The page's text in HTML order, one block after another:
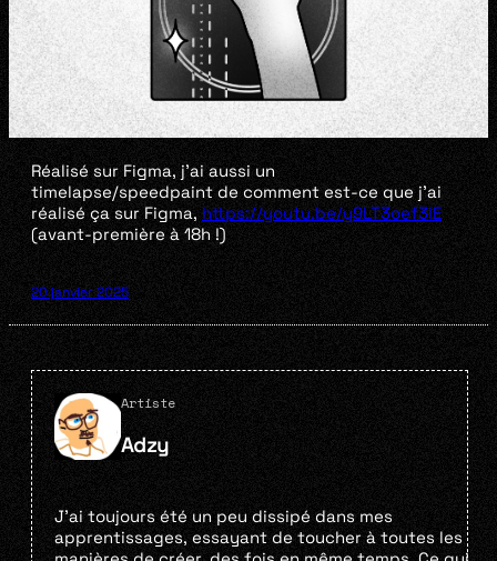
Réalisé sur Figma, j’ai aussi un
timelapse/speedpaint de comment est-ce que j’ai
réalisé ça sur Figma, https://youtu.be/y9LT3oef3lE
(avant-première à 18h !)
20 janvier 2025
Artiste
Adzy
J’ai toujours été un peu dissipé dans mes
apprentissages, essayant de toucher à toutes les